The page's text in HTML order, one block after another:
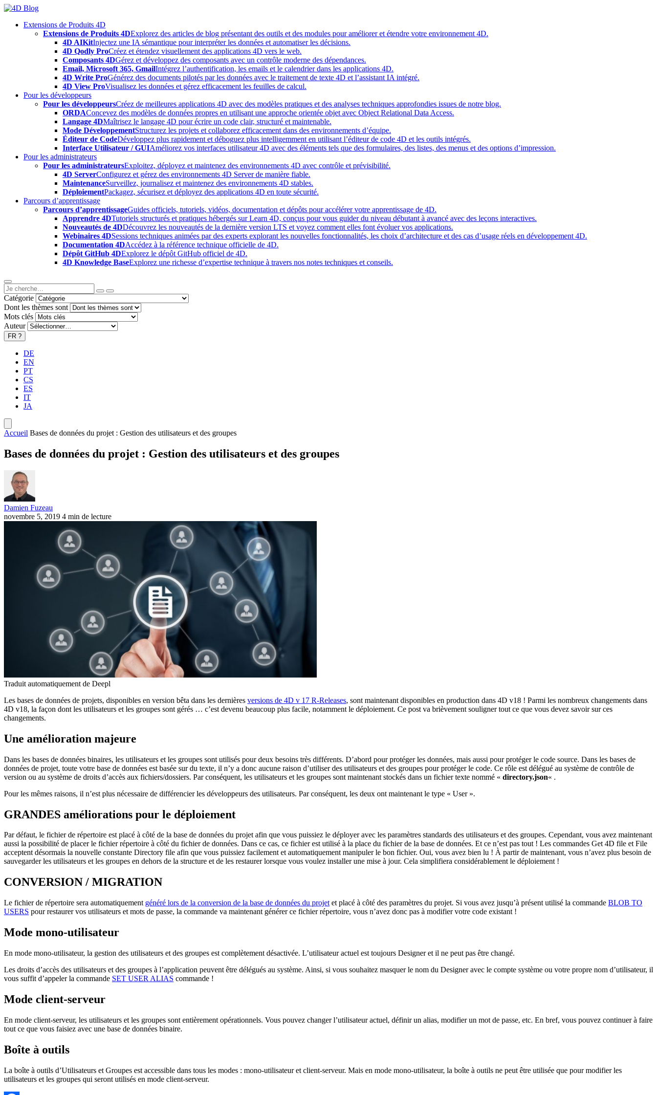
Skip
contentExtensions de Produits 4D
Extensions de Produits 4DExplorez des articles de blog présentant des outils et des modules pour améliorer et étendre votre environnement 4D.
4D AIKitInjectez une IA sémantique pour interpréter les données et automatiser les décisions.
4D Qodly ProCréez et étendez visuellement des applications 4D vers le web.
Composants 4DGérez et développez des composants avec un contrôle moderne des dépendances.
Email, Microsoft 365, GmailIntégrez l’authentification, les emails et le calendrier dans les applications 4D.
4D Write ProGénérez des documents pilotés par les données avec le traitement de texte 4D et l’assistant IA intégré.
4D View ProVisualisez les données et gérez efficacement les feuilles de calcul.
Pour les développeurs
Pour les développeursCréez de meilleures applications 4D avec des modèles pratiques et des analyses techniques approfondies issues de notre blog.
ORDAConcevez des modèles de données propres en utilisant une approche orientée objet avec Object Relational Data Access.
Langage 4DMaîtrisez le langage 4D pour écrire un code clair, structuré et maintenable.
Mode DéveloppementStructurez les projets et collaborez efficacement dans des environnements d’équipe.
Éditeur de CodeDéveloppez plus rapidement et déboguez plus intelligemment en utilisant l’éditeur de code 4D et les outils intégrés.
Interface Utilisateur / GUIAméliorez vos interfaces utilisateur 4D avec des éléments tels que des formulaires, des listes, des menus et des options d’impression.
Pour les administrateurs
Pour les administrateursExploitez, déployez et maintenez des environnements 4D avec contrôle et prévisibilité.
4D ServerConfigurez et gérez des environnements 4D Server de manière fiable.
MaintenanceSurveillez, journalisez et maintenez des environnements 4D stables.
DéploiementPackagez, sécurisez et déployez des applications 4D en toute sécurité.
Parcours d’apprentissage
Parcours d’apprentissageGuides officiels, tutoriels, vidéos, documentation et dépôts pour accélérer votre apprentissage de 4D.
Apprendre 4DTutoriels structurés et pratiques hébergés sur Learn 4D, conçus pour vous guider du niveau débutant à avancé avec des leçons interactives.
Nouveautés de 4DDécouvrez les nouveautés de la dernière version LTS et voyez comment elles font évoluer vos applications.
Webinaires 4DSessions techniques animées par des experts explorant les nouvelles fonctionnalités, les choix d’architecture et des cas d’usage réels en développement 4D.
Documentation 4DAccédez à la référence technique officielle de 4D.
Dépôt GitHub 4DExplorez le dépôt GitHub officiel de 4D.
4D Knowledge BaseExplorez une richesse d’expertise technique à travers nos notes techniques et conseils.
Catégorie
Dont les thèmes sont
Mots clés
Auteur
FR ?
DE
EN
PT
CS
ES
IT
JA
Accueil Bases de données du projet : Gestion des utilisateurs et des groupes
Bases de données du projet : Gestion des utilisateurs et des groupes
Damien Fuzeau
novembre 5, 2019 4 min de lecture
Traduit automatiquement de Deepl
Les bases de données de projets, disponibles en version bêta dans les dernières versions de 4D v 17 R-Releases, sont maintenant disponibles en production dans 4D v18 ! Parmi les nombreux changements dans
4D v18, la façon dont les utilisateurs et les groupes sont gérés … c’est devenu beaucoup plus facile, notamment le déploiement. Ce post va brièvement souligner tout ce que vous devez savoir sur ces
changements.
Une amélioration majeure
Dans les bases de données binaires, les utilisateurs et les groupes sont utilisés pour deux besoins très différents. D’abord pour protéger les données, mais aussi pour protéger le code source. Dans les bases de
données de projet, toute votre base de données est basée sur du texte, il n’y a donc aucune raison d’utiliser des utilisateurs et des groupes pour protéger le code. Ce rôle est délégué au système de contrôle de
version ou au système de droits d’accès aux fichiers/dossiers. Par conséquent, les utilisateurs et les groupes sont maintenant stockés dans un fichier texte nommé « directory.json« .
Pour les mêmes raisons, il n’est plus nécessaire de différencier les développeurs des utilisateurs. Par conséquent, les deux ont maintenant le type « User ».
GRANDES améliorations pour le déploiement
Par défaut, le fichier de répertoire est placé à côté de la base de données du projet afin que vous puissiez le déployer avec les paramètres standards des utilisateurs et des groupes. Cependant, vous avez maintenant
aussi la possibilité de placer le fichier répertoire à côté du fichier de données. Dans ce cas, ce fichier est utilisé à la place du fichier de la base de données. Et ce n’est pas tout ! Les commandes Get 4D file etFile
acceptent désormais la nouvelle constante Directory file afin que vous puissiez facilement et automatiquement manipuler le bon fichier. Oui, vous avez bien lu ! À partir de maintenant, vous n’avez plus besoin de
sauvegarder les utilisateurs et les groupes en dehors de la structure et de les restaurer lorsque vous voulez installer une mise à jour. Cela simplifiera considérablement le déploiement !
CONVERSION / MIGRATION
Le fichier de répertoire sera automatiquement généré lors de la conversion de la base de données du projet et placé à côté des paramètres du projet. Si vous avez jusqu’à présent utilisé la commande BLOB TO
USERS pour restaurer vos utilisateurs et mots de passe, la commande va maintenant générer ce fichier répertoire, vous n’avez donc pas à modifier votre code existant !
Mode mono-utilisateur
En mode mono-utilisateur, la gestion des utilisateurs et des groupes est complètement désactivée. L’utilisateur actuel est toujours Designer et il ne peut pas être changé.
Les droits d’accès des utilisateurs et des groupes à l’application peuvent être délégués au système. Ainsi, si vous souhaitez masquer le nom du Designer avec le compte système ou votre propre nom d’utilisateur, il
vous suffit d’appeler la commande SET USER ALIAS commande !
Mode client-serveur
En mode client-serveur, les utilisateurs et les groupes sont entièrement opérationnels. Vous pouvez changer l’utilisateur actuel, définir un alias, modifier un mot de passe, etc. En bref, vous pouvez continuer à faire
tout ce que vous faisiez avec une base de données binaire.
Boîte à outils
La boîte à outils d’Utilisateurs et Groupes est accessible dans tous les modes : mono-utilisateur et client-serveur. Mais en mode mono-utilisateur, la boîte à outils ne peut être utilisée que pour modifier les
utilisateurs et les groupes qui seront utilisés en mode client-serveur.